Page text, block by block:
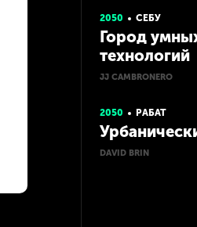
2050 СЕБУ
Город
технологий
JJ CAMBRONERO
2050 РАБАТ
DAVID BRIN